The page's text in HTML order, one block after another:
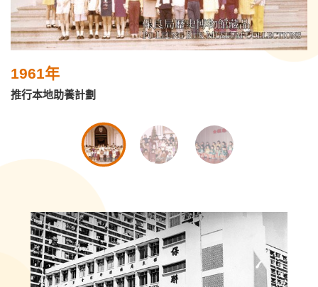
1961年
推行本地助養計劃